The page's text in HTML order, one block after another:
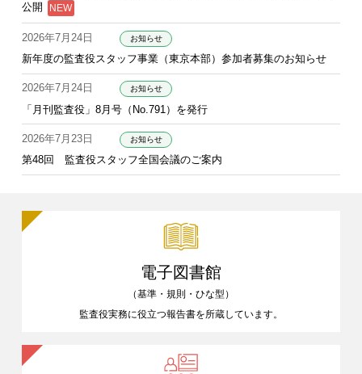
公開
2026年7月24日 お知らせ
新年度の監査役スタッフ事業（東京本部）参加者募集のお知らせ
2026年7月24日 お知らせ
「月刊監査役」8月号（No.791）を発行
2026年7月23日 お知らせ
第48回 監査役スタッフ全国会議のご案内
電子図書館
（基準・規則・ひな型）
監査役実務に役立つ報告書を所蔵しています。